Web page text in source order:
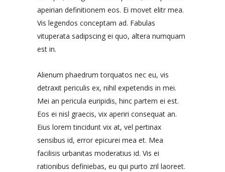
apeirian definitionem eos. Ei movet elitr mea.
Vis legendos conceptam ad. Fabulas
vituperata sadipscing ei quo, altera numquam
est in.
Alienum phaedrum torquatos nec eu, vis
detraxit periculis ex, nihil expetendis in mei.
Mei an pericula euripidis, hinc partem ei est.
Eos ei nisl graecis, vix aperiri consequat an.
Eius lorem tincidunt vix at, vel pertinax
sensibus id, error epicurei mea et. Mea
facilisis urbanitas moderatius id. Vis ei
rationibus definiebas, eu qui purto zril laoreet.